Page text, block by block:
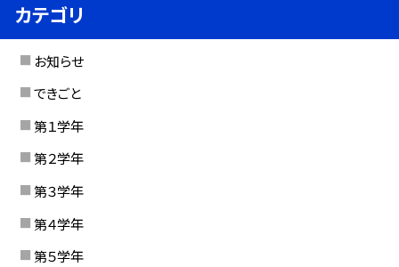
カテゴリ
お知らせ
できごと
第１学年
第２学年
第３学年
第４学年
第５学年